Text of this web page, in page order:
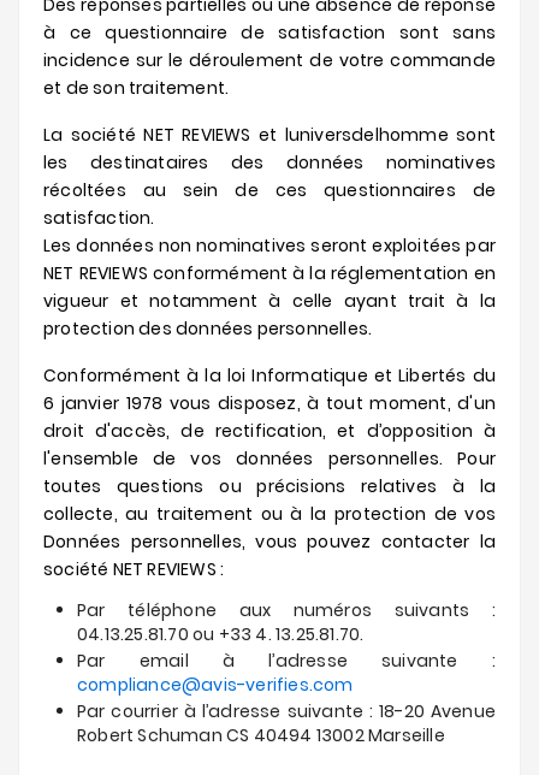
Des réponses partielles ou une absence de réponse
à ce questionnaire de satisfaction sont sans
incidence sur le déroulement de votre commande
et de son traitement.
La société NET REVIEWS et luniversdelhomme sont
les destinataires des données nominatives
récoltées au sein de ces questionnaires de
satisfaction.
Les données non nominatives seront exploitées par
NET REVIEWS conformément à la réglementation en
vigueur et notamment à celle ayant trait à la
protection des données personnelles.
Conformément à la loi Informatique et Libertés du
6 janvier 1978 vous disposez, à tout moment, d'un
droit d'accès, de rectification, et d’opposition à
l'ensemble de vos données personnelles. Pour
toutes questions ou précisions relatives à la
collecte, au traitement ou à la protection de vos
Données personnelles, vous pouvez contacter la
société NET REVIEWS :
Par téléphone aux numéros suivants :
04.13.25.81.70 ou +33 4. 13.25.81.70.
Par email à l’adresse suivante :
compliance@avis-verifies.com
Par courrier à l’adresse suivante : 18-20 Avenue
Robert Schuman CS 40494 13002 Marseille